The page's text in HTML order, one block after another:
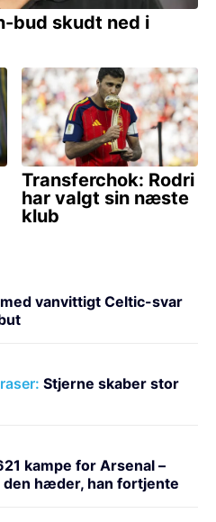
vanvittigt Celtic-svar
Stjerne skaber stor
kampe for Arsenal –
den hæder, han fortjente